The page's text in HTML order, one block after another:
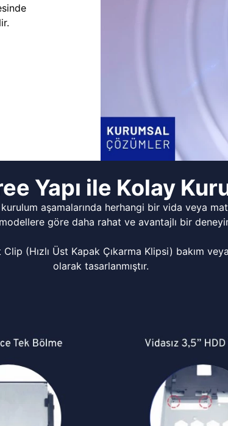
Yapı ile Kolay
aşamalarında herhangi bir vida veya
göre daha rahat ve avantajlı bir
(Hızlı Üst Kapak Çıkarma Klipsi) bakım
olarak tasarlanmıştır.